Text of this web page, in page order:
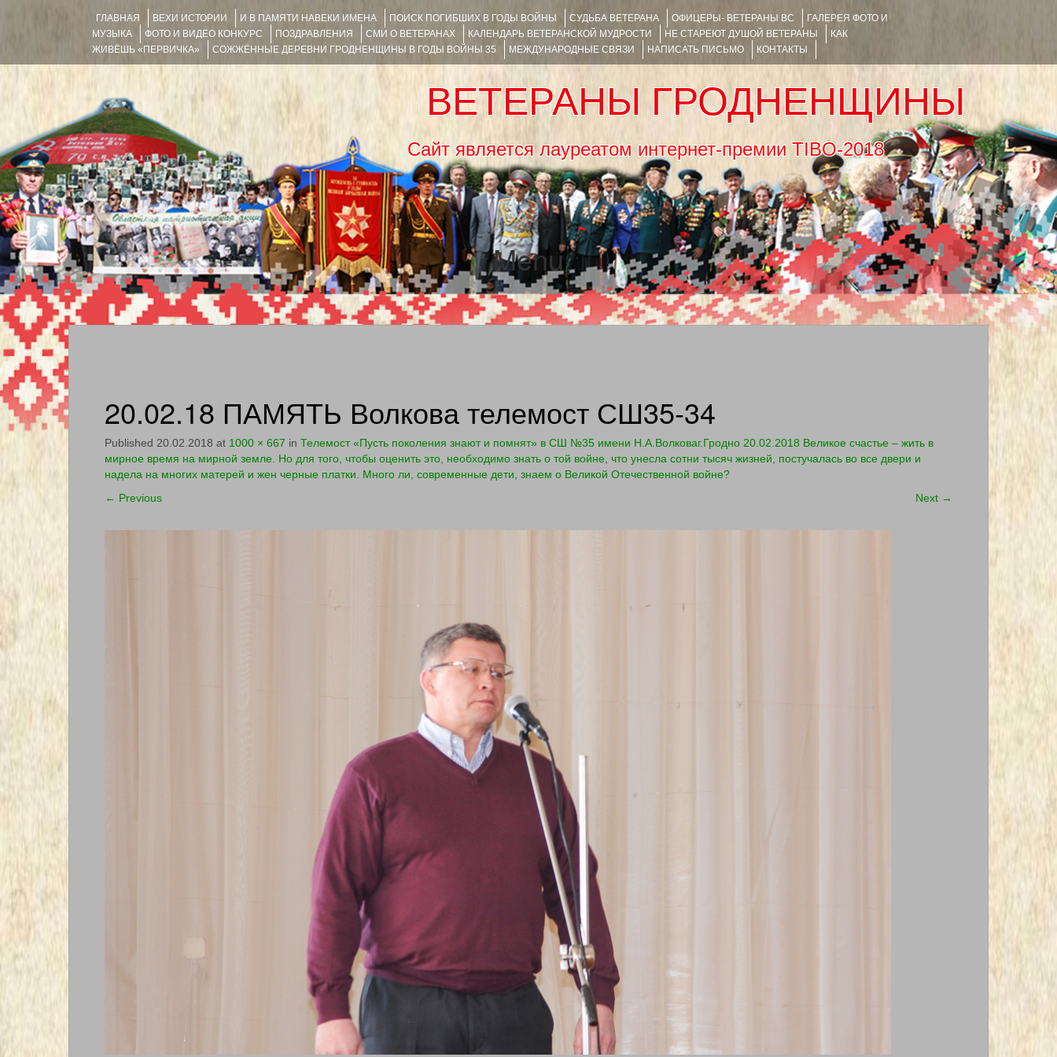
ГЛАВНАЯ ВЕХИ ИСТОРИИ И В ПАМЯТИ НАВЕКИ ИМЕНА ПОИСК ПОГИБШИХ В ГОДЫ ВОЙНЫ СУДЬБА ВЕТЕРАНА ОФИЦЕРЫ- ВЕТЕРАНЫ ВС
ГАЛЕРЕЯ ФОТО И
МУЗЫКА
ФОТО И ВИДЕО КОНКУРС ПОЗДРАВЛЕНИЯ СМИ О ВЕТЕРАНАХ КАЛЕНДАРЬ ВЕТЕРАНСКОЙ МУДРОСТИ НЕ СТАРЕЮТ ДУШОЙ ВЕТЕРАНЫ
КАК
ЖИВЁШЬ «ПЕРВИЧКА»
СОЖЖЁННЫЕ ДЕРЕВНИ ГРОДНЕНЩИНЫ В ГОДЫ ВОЙНЫ 35 МЕЖДУНАРОДНЫЕ СВЯЗИ НАПИСАТЬ ПИСЬМО КОНТАКТЫ
ВЕТЕРАНЫ ГРОДНЕНЩИНЫ
Сайт является лауреатом интернет-премии TIBO-2018
Menu
SKIP TO CONTENT
20.02.18 ПАМЯТЬ Волкова телемост СШ35-34
Published 20.02.2018 at 1000 × 667 in Телемост «Пусть поколения знают и помнят» в СШ №35 имени Н.А.Волковаг.Гродно 20.02.2018 Великое счастье – жить в
мирное время на мирной земле. Но для того, чтобы оценить это, необходимо знать о той войне, что унесла сотни тысяч жизней, постучалась во все двери и
надела на многих матерей и жен черные платки. Много ли, современные дети, знаем о Великой Отечественной войне?
← Previous Next →